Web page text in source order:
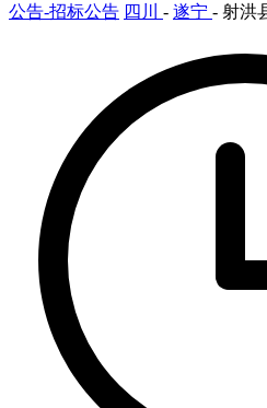
公告-招标公告 四川 - 遂宁 - 射洪